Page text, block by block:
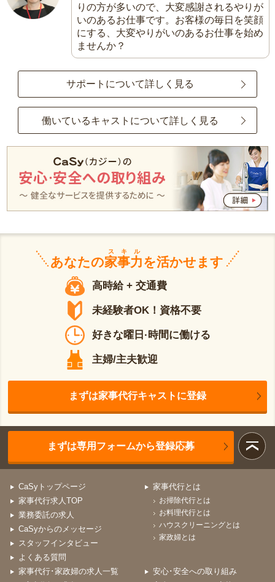
りの方が多いので、大変感謝されるやりが
いのあるお仕事です。お客様の毎日を笑顔
にする、大変やりがいのあるお仕事を始め
ませんか？
サポートについて詳しく見る
働いているキャストについて詳しく見る
あなたの家事力
スキル
を活かせます
高時給 + 交通費
未経験者OK！資格不要
好きな曜日·時間に働ける
主婦/主夫歓迎
まずは家事代行キャストに登録
まずは専用フォームから登録応募
CaSyトップページ
家事代行求人TOP
業務委託の求人
CaSyからのメッセージ
スタッフインタビュー
よくある質問
家事代行とは
お掃除代行とは
お料理代行とは
ハウスクリーニングとは
家政婦とは
家事代行･家政婦の求人一覧
安心･安全への取り組み